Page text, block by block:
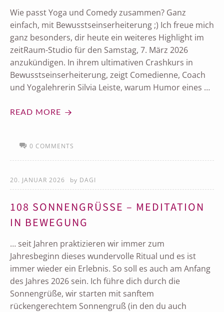
Wie passt Yoga und Comedy zusammen? Ganz
einfach, mit Bewusstseinserheiterung ;) Ich freue mich
ganz besonders, dir heute ein weiteres Highlight im
zeitRaum-Studio für den Samstag, 7. März 2026
anzukündigen. In ihrem ultimativen Crashkurs in
Bewusstseinserheiterung, zeigt Comedienne, Coach
und Yogalehrerin Silvia Leiste, warum Humor eines …
READ MORE
0 COMMENTS
20. JANUAR 2026 by DAGI
108 SONNENGRÜSSE – MEDITATION I
N BEWEGUNG
… seit Jahren praktizieren wir immer zum
Jahresbeginn dieses wundervolle Ritual und es ist
immer wieder ein Erlebnis. So soll es auch am Anfang
des Jahres 2026 sein. Ich führe dich durch die
Sonnengrüße, wir starten mit sanftem
rückengerechtem Sonnengruß (in den du auch